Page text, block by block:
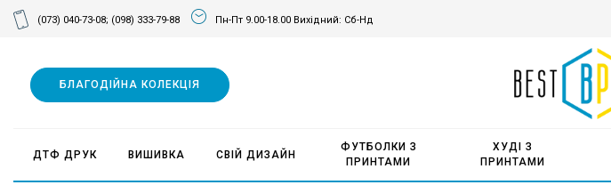
(073) 040-73-08; (098) 333-79-88 Пн-Пт 9.00-18.00 Вихідний: Сб-Нд
БЛАГОДІЙНА КОЛЕКЦІЯ
ДТФ ДРУК ВИШИВКА СВІЙ ДИЗАЙН
ФУТБОЛКИ З
ПРИНТАМИ
ХУДІ З
ПРИНТАМИ